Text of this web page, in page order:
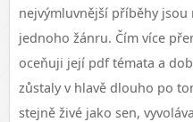
nejvýmluvnější příběhy jsou
jednoho žánru. Čím více
oceňuji její pdf témata a
zůstaly v hlavě dlouho po
stejně živé jako sen,